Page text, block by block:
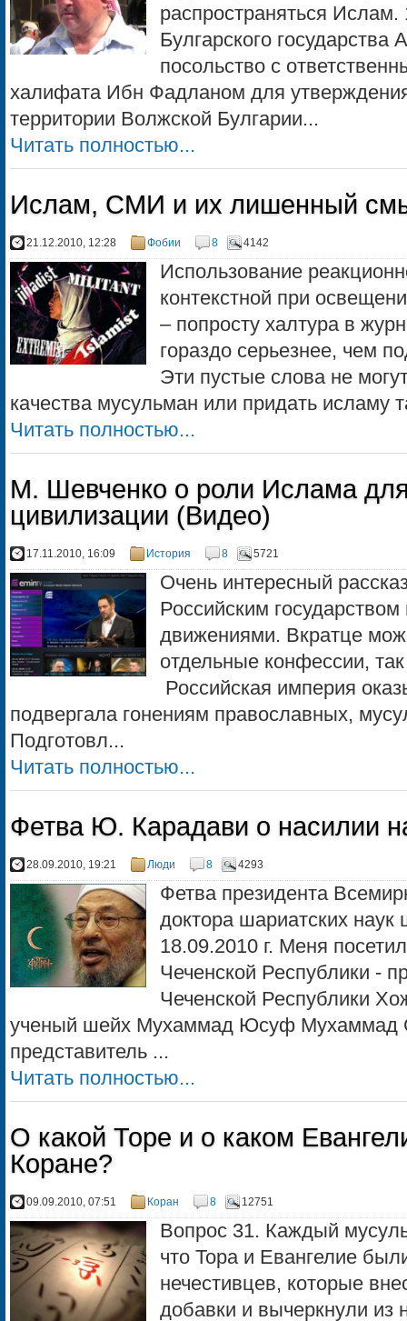
распространяться
Булгарского
посольство с
халифата Ибн Фадланом для
территории Волжской Булгарии...
Читать полностью...
Ислам, СМИ и их лишенный
21.12.2010, 12:28 Фобии 8 4142
Использование
контекстной при
– попросту халтура в
гораздо серьезнее, чем
Эти пустые слова не
качества мусульман или придать исламу
Читать полностью...
М. Шевченко о роли Ислама
цивилизации (Видео)
17.11.2010, 16:09 История 8 5721
Очень интересный
Российским
движениями. Вкратце
отдельные конфессии,
Российская империя
подвергала гонениям православных,
Подготовл...
Читать полностью...
Фетва Ю. Карадави о насилии
28.09.2010, 19:21 Люди 8 4293
Фетва президента
доктора шариатских
18.09.2010 г. Меня
Чеченской Республики -
Чеченской Республики
ученый шейх Мухаммад Юсуф Мухаммад
представитель ...
Читать полностью...
О какой Торе и о каком
Коране?
09.09.2010, 07:51 Коран 8 12751
Вопрос 31. Каждый
что Тора и Евангелие
нечестивцев, которые
добавки и вычеркнули из